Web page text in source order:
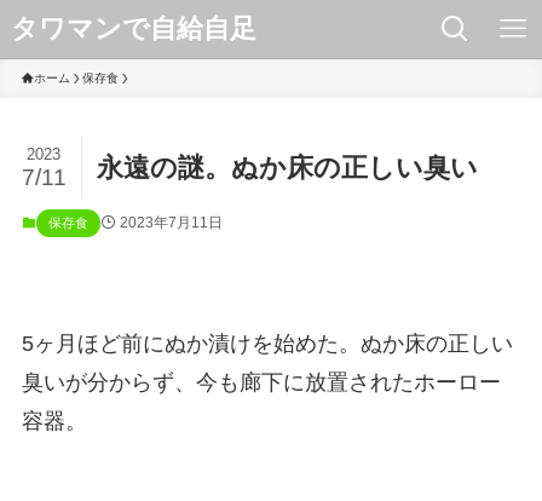
タワマンで自給自足
ホーム 保存食
永遠の謎。ぬか床の正しい臭い
2023
7/11
保存食 2023年7月11日
5ヶ月ほど前にぬか漬けを始めた。ぬか床の正しい
臭いが分からず、今も廊下に放置されたホーロー
容器。